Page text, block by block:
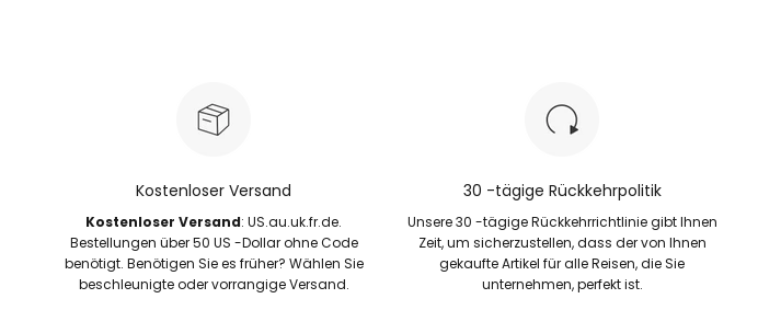
Kostenloser Versand
Kostenloser Versand: US.au.uk.fr.de.
Bestellungen über 50 US -Dollar ohne Code
benötigt. Benötigen Sie es früher? Wählen Sie
beschleunigte oder vorrangige Versand.
30 -tägige Rückkehrpolitik
Unsere 30 -tägige Rückkehrrichtlinie gibt Ihnen
Zeit, um sicherzustellen, dass der von Ihnen
gekaufte Artikel für alle Reisen, die Sie
unternehmen, perfekt ist.